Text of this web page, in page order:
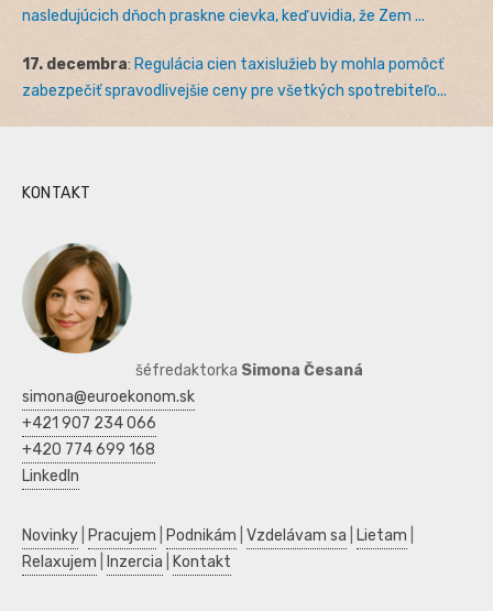
nasledujúcich dňoch praskne cievka, keď uvidia, že Zem ...
17. decembra: Regulácia cien taxislužieb by mohla pomôcť
zabezpečiť spravodlivejšie ceny pre všetkých spotrebiteľo...
KONTAKT
šéfredaktorka Simona Česaná
simona@euroekonom.sk
+421 907 234 066
+420 774 699 168
LinkedIn
Novinky Pracujem Podnikám Vzdelávam sa Lietam
Relaxujem
Inzercia Kontakt